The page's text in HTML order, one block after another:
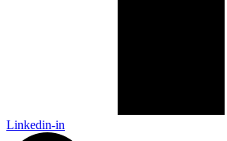
Linkedin-in